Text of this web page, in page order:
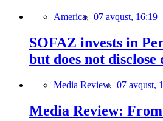
America, 07 avqust, 16:19
SOFAZ invests in
but does not disclose
Media Review, 07 avqust,
Media Review: